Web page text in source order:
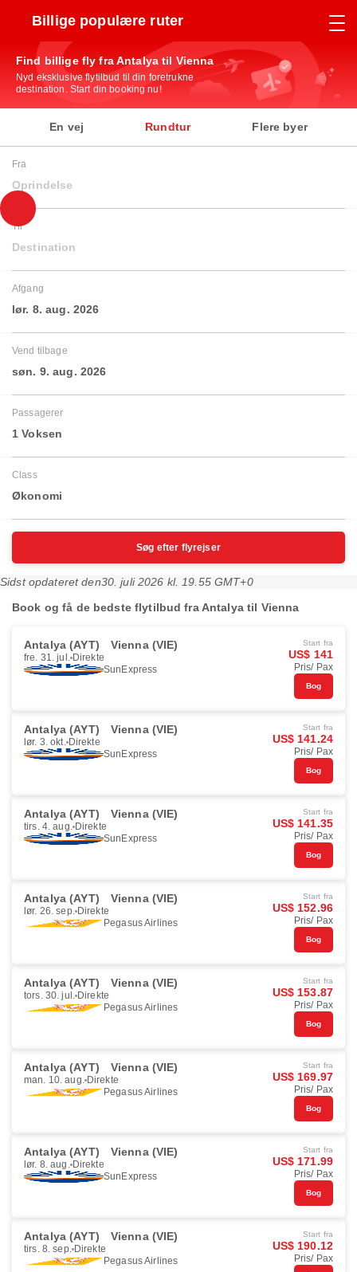
Billige populære ruter
Find billige fly fra Antalya til Vienna
Nyd eksklusive flytilbud til din foretrukne
destination. Start din booking nu!
En vej Rundtur Flere byer
Fra
Oprindelse
Til
Destination
Afgang
lør. 8. aug. 2026
Vend tilbage
søn. 9. aug. 2026
Passagerer
1 Voksen
Class
Økonomi
Søg efter flyrejser
Sidst opdateret den30. juli 2026 kl. 19.55 GMT+0
Book og få de bedste flytilbud fra Antalya til Vienna
Antalya (AYT) Vienna (VIE)
fre. 31. jul. Direkte
SunExpress
Start fra
US$ 141
Pris/ Pax
Bog
Antalya (AYT) Vienna (VIE)
lør. 3. okt. Direkte
SunExpress
Start fra
US$ 141.24
Pris/ Pax
Bog
Antalya (AYT) Vienna (VIE)
tirs. 4. aug. Direkte
SunExpress
Start fra
US$ 141.35
Pris/ Pax
Bog
Antalya (AYT) Vienna (VIE)
lør. 26. sep. Direkte
Pegasus Airlines
Start fra
US$ 152.96
Pris/ Pax
Bog
Antalya (AYT) Vienna (VIE)
tors. 30. jul. Direkte
Pegasus Airlines
Start fra
US$ 153.87
Pris/ Pax
Bog
Antalya (AYT) Vienna (VIE)
man. 10. aug. Direkte
Pegasus Airlines
Start fra
US$ 169.97
Pris/ Pax
Bog
Antalya (AYT) Vienna (VIE)
lør. 8. aug. Direkte
SunExpress
Start fra
US$ 171.99
Pris/ Pax
Bog
Antalya (AYT) Vienna (VIE)
tirs. 8. sep. Direkte
Pegasus Airlines
Start fra
US$ 190.12
Pris/ Pax